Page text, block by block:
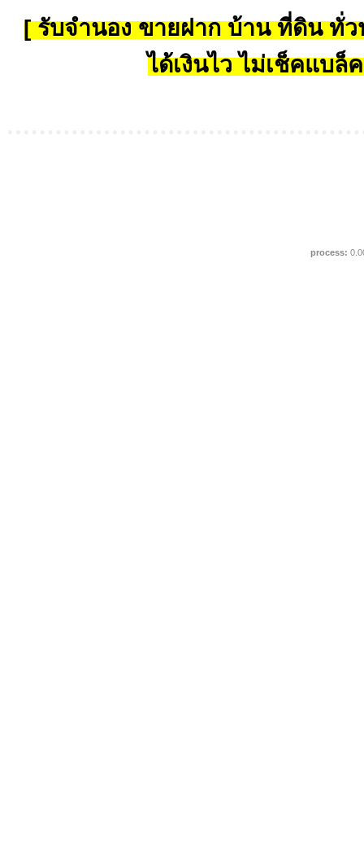
[ รับจำนอง ขายฝาก บ้าน ที่ดิน ทั่ว
ได้เงินไว ไม่เช็คแบล็
process: